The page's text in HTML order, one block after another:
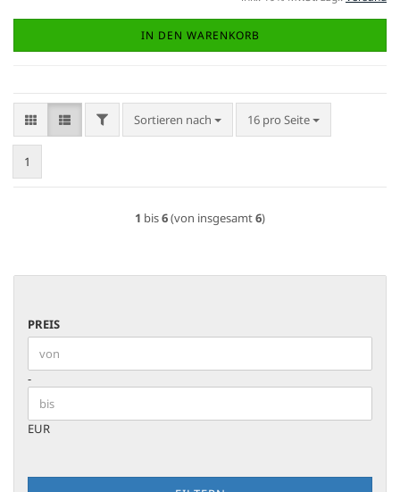
IN DEN WARENKORB
FILTERSortieren nach
Sortieren nach 16 pro Seite
pro Seite
1
1 bis6(von insgesamt6)
PREIS
PREIS
Preis bis
-
EUR